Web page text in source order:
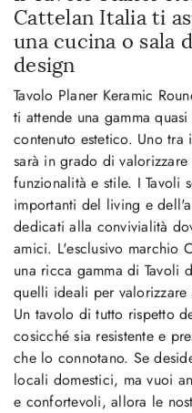
Cattelan Italia ti
una cucina o sala
design
Tavolo Planer Keramic
ti attende una gamma
contenuto estetico. Uno
sarà in grado di
funzionalità e stile. I Tavoli
importanti del living e
dedicati alla convivialità
amici. L'esclusivo marchio
una ricca gamma di Tavoli
quelli ideali per
Un tavolo di tutto rispetto
cosicché sia resistente e
che lo connotano. Se
locali domestici, ma vuoi
e confortevoli, allora le